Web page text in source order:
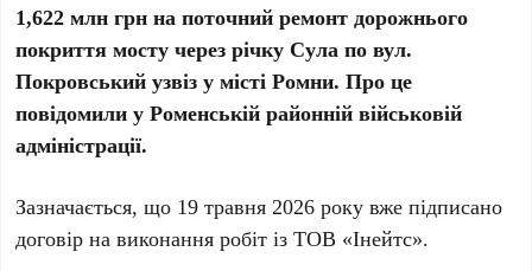
1,622 млн грн на поточний ремонт дорожнього
покриття мосту через річку Сула по вул.
Покровський узвіз у місті Ромни. Про це
повідомили у Роменській районній військовій
адміністрації.
Зазначається, що 19 травня 2026 року вже підписано
договір на виконання робіт із ТОВ «Інейтс».